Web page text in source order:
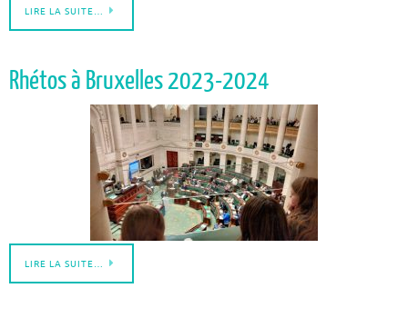
LIRE LA SUITE…
Rhétos à Bruxelles 2023-2024
LIRE LA SUITE…